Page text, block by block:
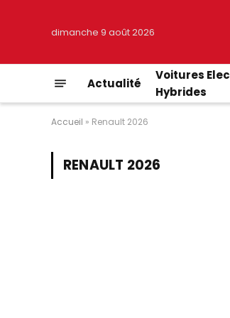
dimanche 9 août 2026
Actualité
Voitures
Hybrides
Accueil » Renault 2026
RENAULT 2026